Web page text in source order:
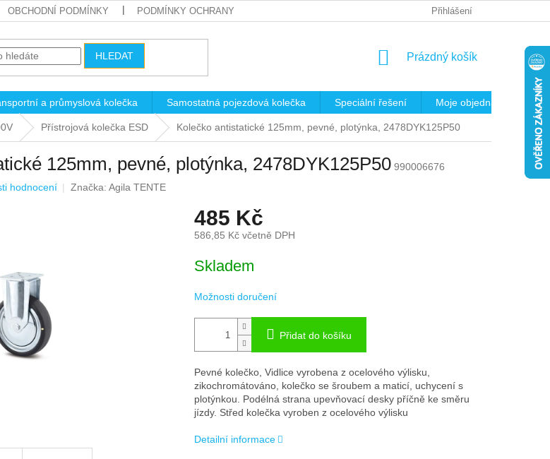
OBCHODNÍ PODMÍNKY PODMÍNKY OCHRANY OSOBNÍCH ÚDAJŮ KRITÉRIA PRO
Přihlášení
HLEDAT
NÁKUPNÍ
Prázdný košík
a průmyslová kolečka Samostatná pojezdová kolečka Speciální řešení Moje objednávka
Přístrojová kolečka ESD Kolečko antistatické 125mm, pevné, plotýnka, 2478DYK125P50
125mm, pevné, plotýnka, 2478DYK125P50 990006676
hodnocení Značka: Agila TENTE
485 Kč
586,85 Kč včetně DPH
cena:
Skladem
Možnosti doručení
Přidat do košíku
Pevné kolečko, Vidlice vyrobena z ocelového výlisku,
zikochromátováno, kolečko se šroubem a maticí, uchycení s
plotýnkou. Podélná strana upevňovací desky příčně ke směru
jízdy. Střed kolečka vyroben z ocelového výlisku
Detailní informace